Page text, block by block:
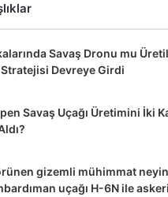
Savaş Dronu mu
Stratejisi Devreye Girdi
Savaş Uçağı Üretimini İki
gizemli mühimmat
uçağı H-6N ile